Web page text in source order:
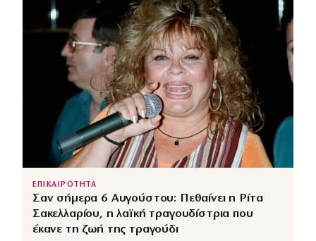
ΕΠΙΚΑΙΡΟΤΗΤΑ
Σαν σήμερα 6 Αυγούστου: Πεθαίνει η Ρίτα
Σακελλαρίου, η λαϊκή τραγουδίστρια που
έκανε τη ζωή της τραγούδι